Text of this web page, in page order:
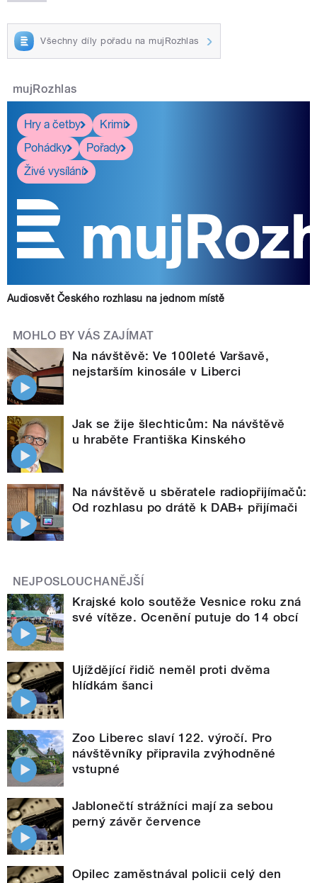
Všechny díly pořadu na mujRozhlas
mujRozhlas
Hry a četby
Krimi
Pohádky
Pořady
Živé vysílání
Audiosvět Českého rozhlasu na jednom místě
MOHLO BY VÁS ZAJÍMAT
Na návštěvě: Ve 100leté Varšavě,
nejstarším kinosále v Liberci
Jak se žije šlechticům: Na návštěvě
u hraběte Františka Kinského
Na návštěvě u sběratele radiopřijímačů:
Od rozhlasu po drátě k DAB+ přijímači
NEJPOSLOUCHANĚJŠÍ
Krajské kolo soutěže Vesnice roku zná
své vítěze. Ocenění putuje do 14 obcí
Ujíždějící řidič neměl proti dvěma
hlídkám šanci
Zoo Liberec slaví 122. výročí. Pro
návštěvníky připravila zvýhodněné
vstupné
Jablonečtí strážníci mají za sebou
perný závěr července
Opilec zaměstnával policii celý den